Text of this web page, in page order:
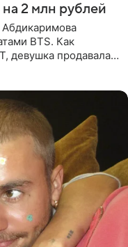
2 млн рублей
Абдикаримова
BTS. Как
девушка продавала